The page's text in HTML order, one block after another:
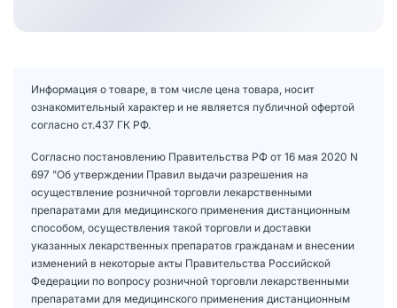
Информация о товаре, в том числе цена товара, носит
ознакомительный характер и не является публичной офертой
согласно ст.437 ГК РФ.
Согласно постановлению Правительства РФ от 16 мая 2020 N
697 "Об утверждении Правил выдачи разрешения на
осуществление розничной торговли лекарственными
препаратами для медицинского применения дистанционным
способом, осуществления такой торговли и доставки
указанных лекарственных препаратов гражданам и внесении
изменений в некоторые акты Правительства Российской
Федерации по вопросу розничной торговли лекарственными
препаратами для медицинского применения дистанционным